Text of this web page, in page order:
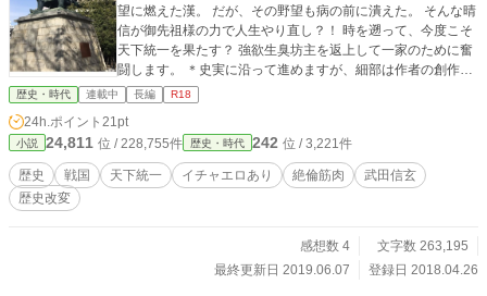
望に燃えた漢。 だが、その野望も病の前に潰えた。 そんな晴
信が御先祖様の力で人生やり直し？！ 時を遡って、今度こそ
天下統一を果たす？ 強欲生臭坊主を返上して一家のために奮
闘します。 ＊史実に沿って進めますが、細部は作者の創作で
す。徐々に歴史改変が進みます。あしからずご了承くださ
い。 表紙画像は月乃ひかりさんよりの頂き物です。
歴史・時代 連載中 長編 R18
24h.ポイント 21pt
小説 24,811 位 / 228,755件 歴史・時代 242 位 / 3,221件
歴史 戦国 天下統一 イチャエロあり 絶倫筋肉
武田信玄
歴史改変
感想数 4
文字数 263,195
最終更新日 2019.06.07
登録日 2018.04.26